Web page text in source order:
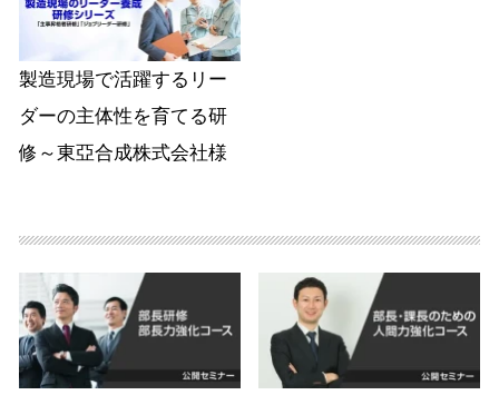
製造現場で活躍するリー
ダーの主体性を育てる研
修～東亞合成株式会社様